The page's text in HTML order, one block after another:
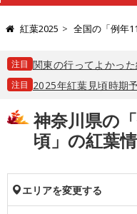
紅葉2025 全国の「例年
注目 関東の行ってよかっ
注目 2025年紅葉見頃時期
神奈川県の
頃」の紅葉
エリアを変更する